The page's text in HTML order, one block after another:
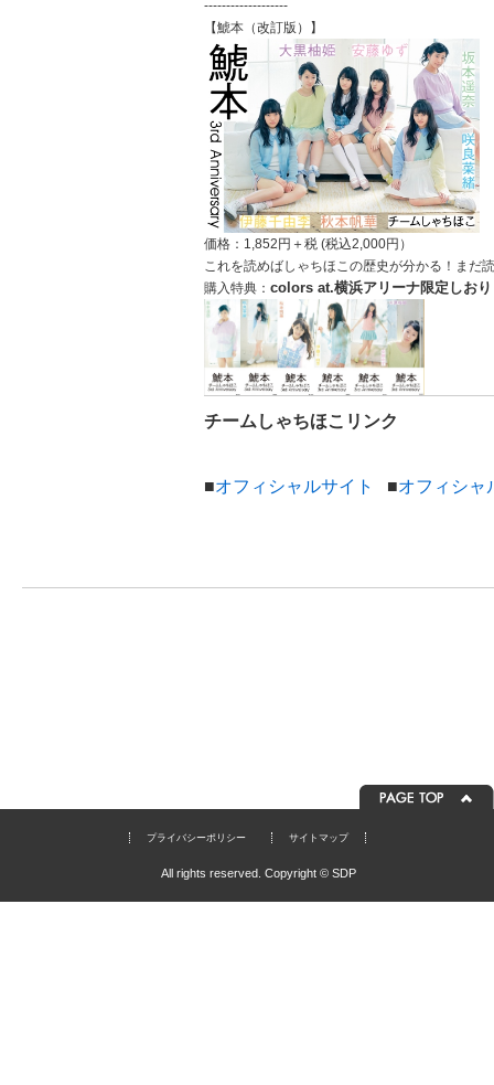
-------------------
【鯱本（改訂版）】
価格：1,852円＋税 (税込2,000円）
これを読めばしゃちほこの歴史が分かる！まだ
購入特典： colors at.横浜アリーナ限定しお
チームしゃちほこリンク
■オフィシャルサイト ■オフィシャ
プライバシーポリシー サイトマップ
All rights reserved. Copyright © SDP